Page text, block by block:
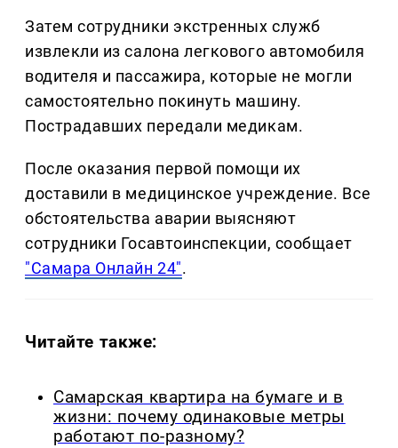
Затем сотрудники экстренных служб
извлекли из салона легкового автомобиля
водителя и пассажира, которые не могли
самостоятельно покинуть машину.
Пострадавших передали медикам.
После оказания первой помощи их
доставили в медицинское учреждение. Все
обстоятельства аварии выясняют
сотрудники Госавтоинспекции, сообщает
"Самара Онлайн 24".
Читайте также:
Самарская квартира на бумаге и в
жизни: почему одинаковые метры
работают по-разному?